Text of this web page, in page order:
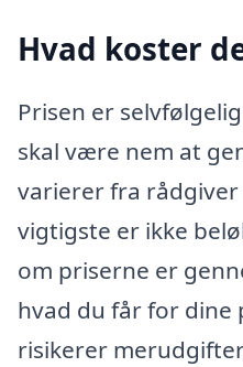
Hvad koster
Prisen er
skal være nem at
varierer fra
vigtigste er ikke
om priserne er
hvad du får for dine
risikerer